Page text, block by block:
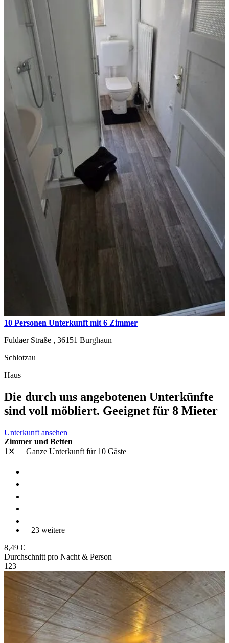
10 Personen Unterkunft mit 6 Zimmer
Fuldaer Straße , 36151 Burghaun
Schlotzau
Haus
Die durch uns angebotenen Unterkünfte
sind voll möbliert. Geeignet für 8 Mieter
Unterkunft ansehen
Zimmer und Betten
1✕
Ganze Unterkunft für 10 Gäste
+ 23 weitere
8,49 €
Durchschnitt pro Nacht & Person
1 23